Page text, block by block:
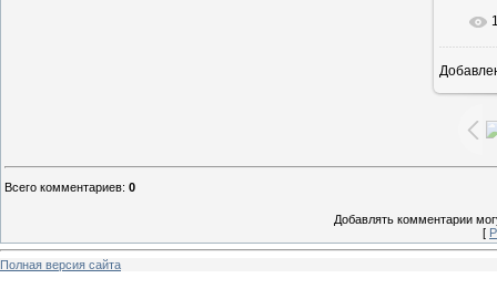
Всего комментариев: 0
Добавлять комментарии
[
Полная версия сайта